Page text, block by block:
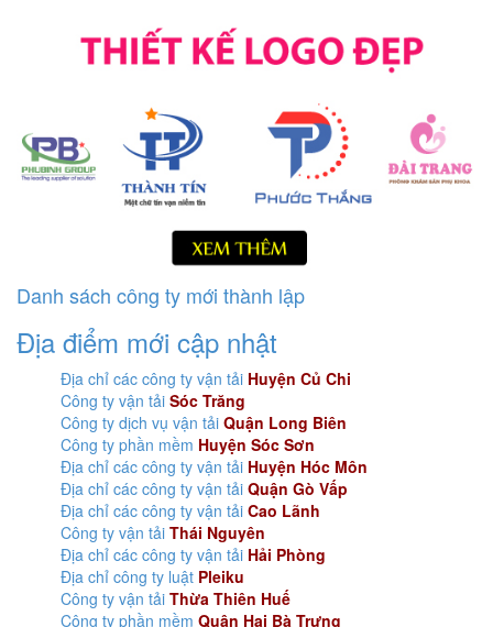
Danh sách công ty mới thành lập
Địa điểm mới cập nhật
Địa chỉ các công ty vận tải Huyện Củ Chi
Công ty vận tải Sóc Trăng
Công ty dịch vụ vận tải Quận Long Biên
Công ty phần mềm Huyện Sóc Sơn
Địa chỉ các công ty vận tải Huyện Hóc Môn
Địa chỉ các công ty vận tải Quận Gò Vấp
Địa chỉ các công ty vận tải Cao Lãnh
Công ty vận tải Thái Nguyên
Địa chỉ các công ty vận tải Hải Phòng
Địa chỉ công ty luật Pleiku
Công ty vận tải Thừa Thiên Huế
Công ty phần mềm Quận Hai Bà Trưng